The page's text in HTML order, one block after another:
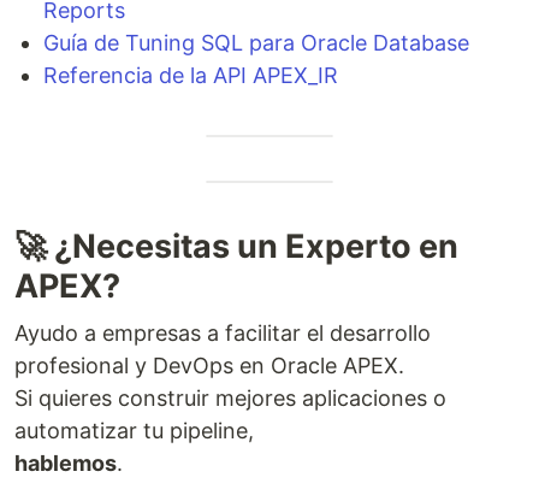
Reports
Guía de Tuning SQL para Oracle Database
Referencia de la API APEX_IR
🚀 ¿Necesitas un Experto en
APEX?
Ayudo a empresas a facilitar el desarrollo
profesional y DevOps en Oracle APEX.
Si quieres construir mejores aplicaciones o
automatizar tu pipeline,
hablemos.